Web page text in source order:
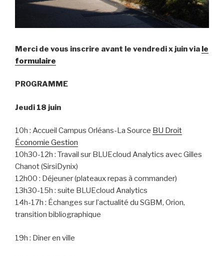
Merci de vous inscrire avant le vendredi x juin via le
formulaire
PROGRAMME
Jeudi 18 juin
10h : Accueil Campus Orléans-La Source BU Droit
Économie Gestion
10h30-12h : Travail sur BLUEcloud Analytics avec Gilles
Chanot (SirsiDynix)
12h00 : Déjeuner (plateaux repas à commander)
13h30-15h : suite BLUEcloud Analytics
14h-17h : Échanges sur l’actualité du SGBM, Orion,
transition bibliographique
19h : Dîner en ville